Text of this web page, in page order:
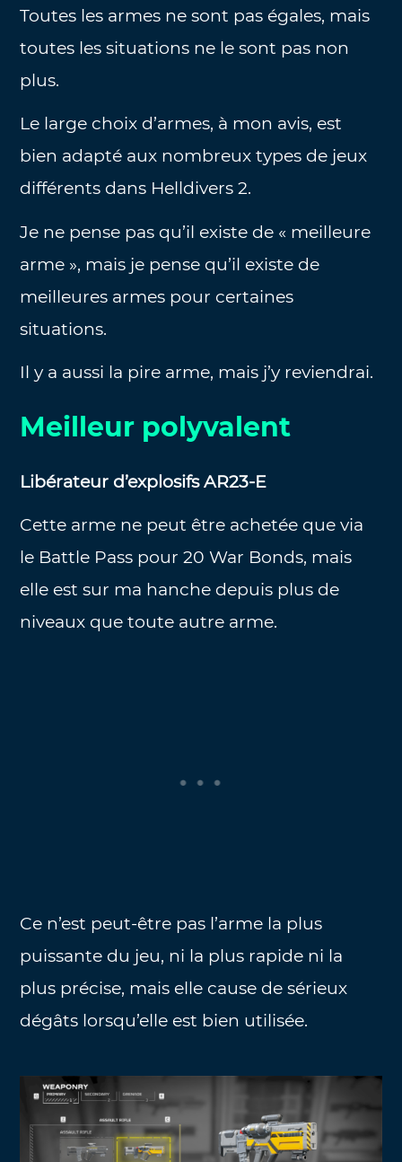
Toutes les armes ne sont pas égales, mais
toutes les situations ne le sont pas non
plus.
Le large choix d’armes, à mon avis, est
bien adapté aux nombreux types de jeux
différents dans Helldivers 2.
Je ne pense pas qu’il existe de « meilleure
arme », mais je pense qu’il existe de
meilleures armes pour certaines
situations.
Il y a aussi la pire arme, mais j’y reviendrai.
Meilleur polyvalent
Libérateur d’explosifs AR23-E
Cette arme ne peut être achetée que via
le Battle Pass pour 20 War Bonds, mais
elle est sur ma hanche depuis plus de
niveaux que toute autre arme.
Ce n’est peut-être pas l’arme la plus
puissante du jeu, ni la plus rapide ni la
plus précise, mais elle cause de sérieux
dégâts lorsqu’elle est bien utilisée.